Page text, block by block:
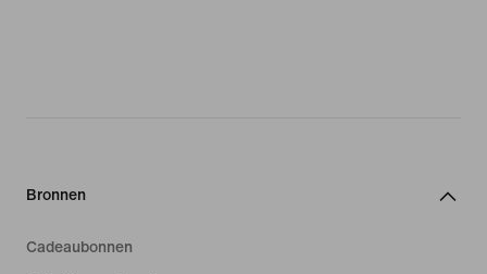
Bronnen
Cadeaubonnen